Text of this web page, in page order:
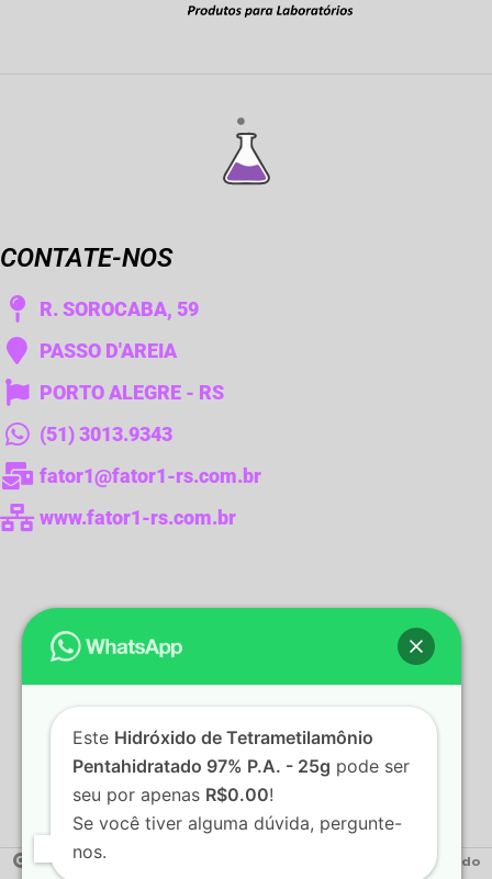
CONTATE-NOS
R. SOROCABA, 59
PASSO D'AREIA
PORTO ALEGRE - RS
(51) 3013.9343
fator1@fator1-rs.com.br
www.fator1-rs.com.br
2022 Fator1 - Produtos para Laboratórios.
Desenvolvido
Este Hidróxido de Tetrametilamônio
Pentahidratado 97% P.A. - 25g pode ser
seu por apenas R$0.00!
Se você tiver alguma dúvida, pergunte-
nos.